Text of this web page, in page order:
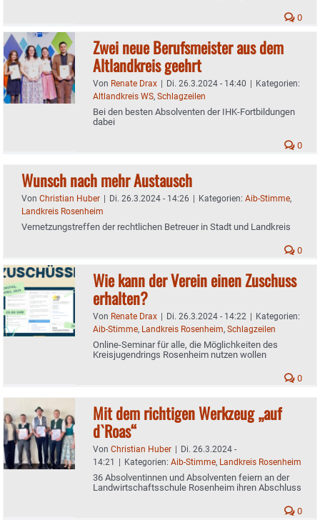
0
Zwei neue Berufsmeister aus dem
Altlandkreis geehrt
Von Renate Drax | Di. 26.3.2024 - 14:40 | Kategorien:
Altlandkreis WS, Schlagzeilen
Bei den besten Absolventen der IHK-Fortbildungen
dabei
0
Wunsch nach mehr Austausch
Von Christian Huber | Di. 26.3.2024 - 14:26 | Kategorien: Aib-Stimme,
Landkreis Rosenheim
Vernetzungstreffen der rechtlichen Betreuer in Stadt und Landkreis
0
Wie kann der Verein einen Zuschuss
erhalten?
Von Renate Drax | Di. 26.3.2024 - 14:22 | Kategorien:
Aib-Stimme, Landkreis Rosenheim, Schlagzeilen
Online-Seminar für alle, die Möglichkeiten des
Kreisjugendrings Rosenheim nutzen wollen
0
Mit dem richtigen Werkzeug „auf
d`Roas“
Von Christian Huber | Di. 26.3.2024 -
14:21 | Kategorien: Aib-Stimme, Landkreis Rosenheim
36 Absolventinnen und Absolventen feiern an der
Landwirtschaftsschule Rosenheim ihren Abschluss
0